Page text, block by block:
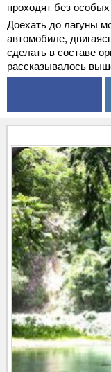
проходят без
Доехать до лагуны
автомобиле,
сделать в составе
рассказывалось